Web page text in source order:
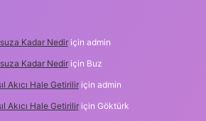
Kadar Nediriçin admin
Kadar Nediriçin Buz
Akıcı Hale Getiriliriçin admin
Akıcı Hale Getiriliriçin Göktürk